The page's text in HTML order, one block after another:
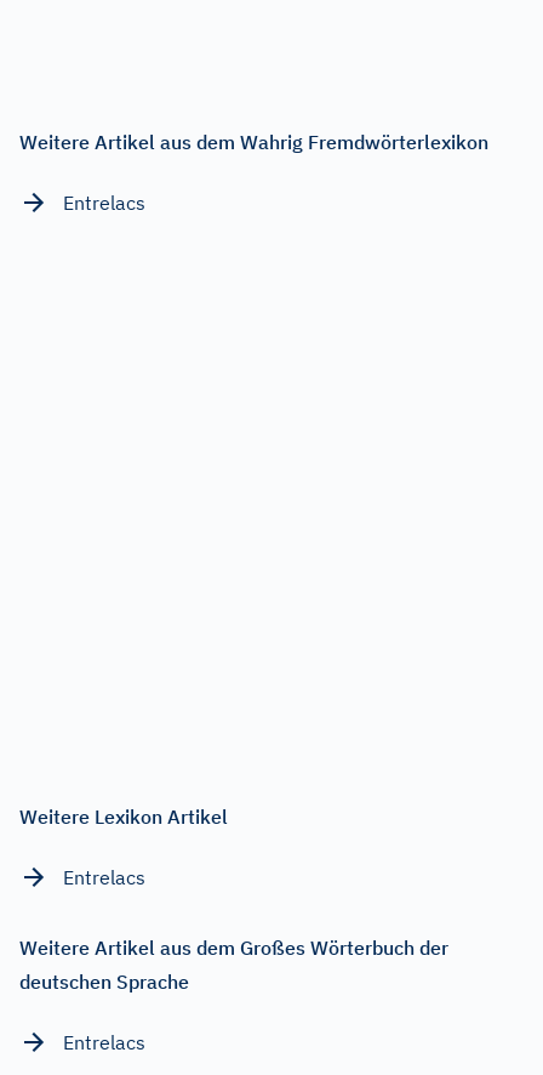
Weitere Artikel aus dem Wahrig Fremdwörterlexikon
Entrelacs
Weitere Lexikon Artikel
Entrelacs
Weitere Artikel aus dem Großes Wörterbuch der
deutschen Sprache
Entrelacs